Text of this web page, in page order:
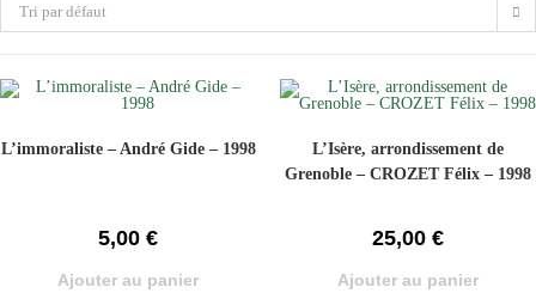
Tri par défaut
L’immoraliste – André Gide – 1998
5,00 €
Ajouter au panier
L’Isère, arrondissement de
Grenoble – CROZET Félix – 1998
25,00 €
Ajouter au panier